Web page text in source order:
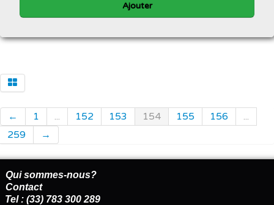
Ajouter
← 1 ... 152 153 154 155 156
...
259
→
Qui sommes-nous?
Contact
Tel : (33) 783 300 289